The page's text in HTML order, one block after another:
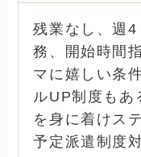
残業なし、週
務、開始時間
マに嬉しい条
ルUP制度もあ
を身に着けス
予定派遣制度対